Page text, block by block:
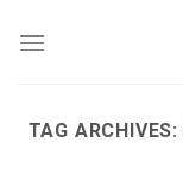
TAG ARCHIVES: